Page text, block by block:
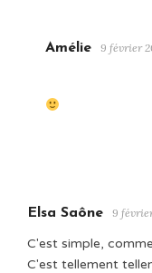
Amélie 9 février
Elsa Saône 9
C'est simple,
C'est tellement